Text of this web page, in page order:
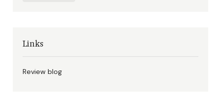
Links
Review blog